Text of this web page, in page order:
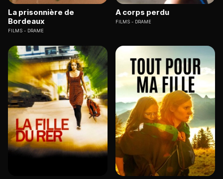
La prisonnière de
Bordeaux
FILMS DRAME
A corps perdu
FILMS DRAME